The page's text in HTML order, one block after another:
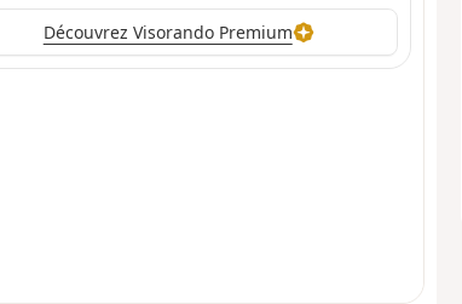
Découvrez Visorando Premium